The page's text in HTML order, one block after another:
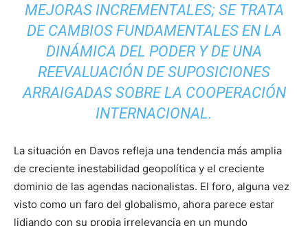
MEJORAS INCREMENTALES; SE TRATA
DE CAMBIOS FUNDAMENTALES EN LA
DINÁMICA DEL PODER Y DE UNA
REEVALUACIÓN DE SUPOSICIONES
ARRAIGADAS SOBRE LA COOPERACIÓN
INTERNACIONAL.
La situación en Davos refleja una tendencia más amplia
de creciente inestabilidad geopolítica y el creciente
dominio de las agendas nacionalistas. El foro, alguna vez
visto como un faro del globalismo, ahora parece estar
lidiando con su propia irrelevancia en un mundo